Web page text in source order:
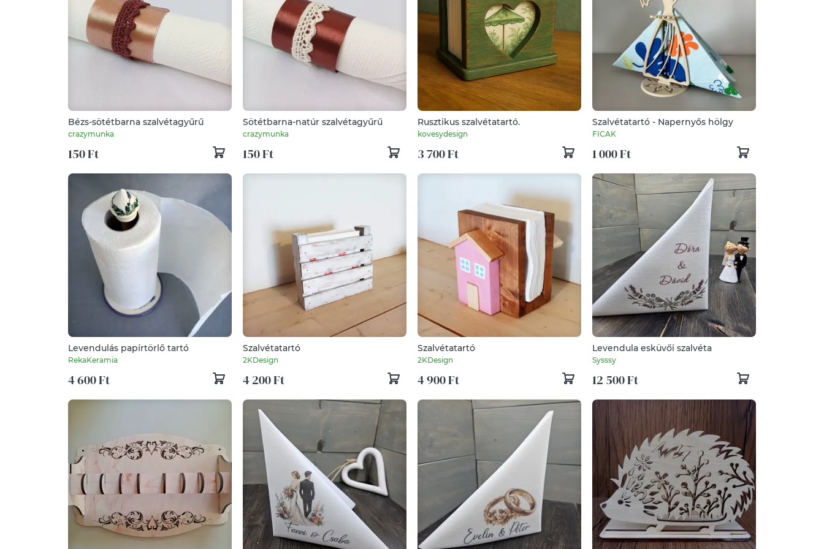
Bézs-sötétbarna szalvétagyűrű
crazymunka
150 Ft
Sötétbarna-natúr szalvétagyűrű
crazymunka
150 Ft
Rusztikus szalvétatartó.
kovesydesign
3 700 Ft
Szalvétatartó - Napernyős hölgy
FICAK
1 000 Ft
Levendulás papírtörlő tartó
RekaKeramia
4 600 Ft
Szalvétatartó
2KDesign
4 200 Ft
Szalvétatartó
2KDesign
4 900 Ft
Levendula esküvői szalvéta
Sysssy
12 500 Ft